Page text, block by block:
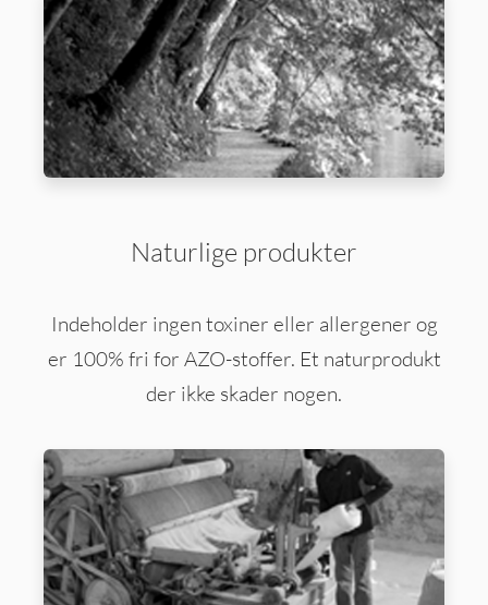
Naturlige produkter
Indeholder ingen toxiner eller allergener og
er 100% fri for AZO-stoffer. Et naturprodukt
der ikke skader nogen.